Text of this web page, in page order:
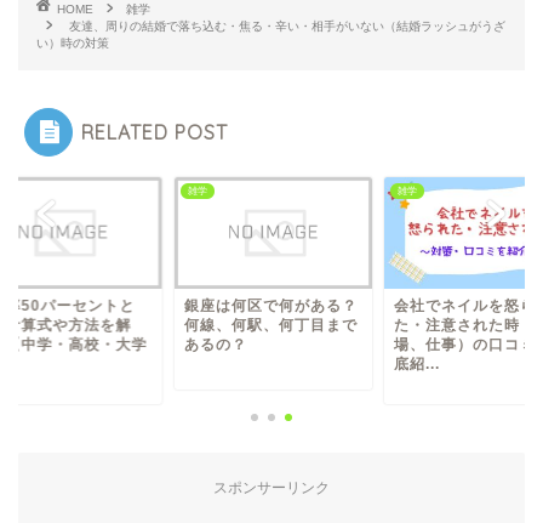
HOME
雑学
友達、周りの結婚で落ち込む・焦る・辛い・相手がいない（結婚ラッシュがうざ
い）時の対策
RELATED POST
率50パーセントと
計算式や方法を解
【中学・高校・大学
雑学
銀座は何区で何がある？
何線、何駅、何丁目まで
あるの？
雑学
会社でネイルを怒ら
た・注意された時（
場、仕事）の口コミ
底紹...
スポンサーリンク